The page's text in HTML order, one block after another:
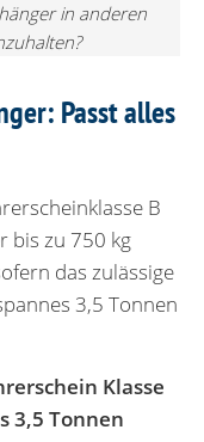
in anderen
Passt alles
B
bis zu 750 kg
das zulässige
3,5 Tonnen
Klasse
3,5 Tonnen